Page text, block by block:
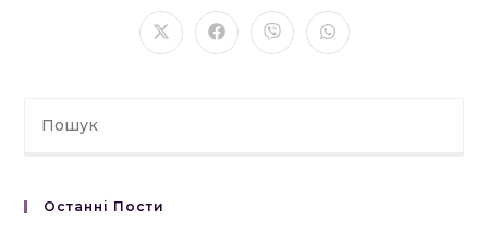
ЦИМ
ВМІСТОМ
Відкрити
в
Відкрити
в
Відкрити
в
Відкрити
в
Останні Пости